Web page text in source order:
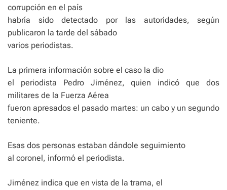
corrupción en el país
habría sido detectado por las autoridades, según
publicaron la tarde del sábado
varios periodistas.
La primera información sobre el caso la dio
el periodista Pedro Jiménez, quien indicó que dos
militares de la Fuerza Aérea
fueron apresados el pasado martes: un cabo y un segundo
teniente.
Esas dos personas estaban dándole seguimiento
al coronel, informó el periodista.
Jiménez indica que en vista de la trama, el